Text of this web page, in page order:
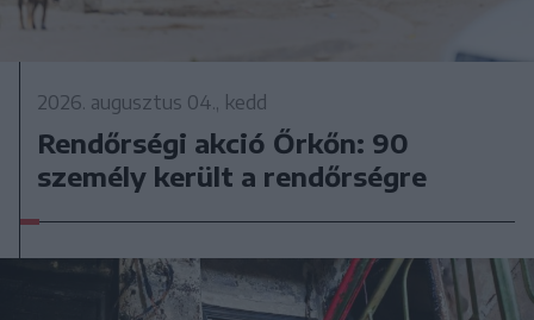
2026. augusztus 04., kedd
Rendőrségi akció Őrkőn: 90
személy került a rendőrségre